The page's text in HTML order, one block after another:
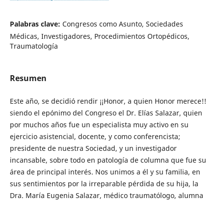
Palabras clave: Congresos como Asunto, Sociedades
Médicas, Investigadores, Procedimientos Ortopédicos,
Traumatología
Resumen
Este año, se decidió rendir ¡¡Honor, a quien Honor merece!!
siendo el epónimo del Congreso el Dr. Elías Salazar, quien
por muchos años fue un especialista muy activo en su
ejercicio asistencial, docente, y como conferencista;
presidente de nuestra Sociedad, y un investigador
incansable, sobre todo en patología de columna que fue su
área de principal interés. Nos unimos a él y su familia, en
sus sentimientos por la irreparable pérdida de su hija, la
Dra. María Eugenia Salazar, médico traumatólogo, alumna